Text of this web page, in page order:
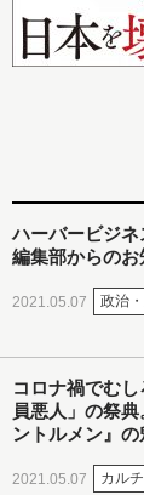
ハーバービジ
編集部からのお
2021.05.07 政治
コロナ禍でむ
員悪人」の祭
ントルメン』の
2021.05.07 カル